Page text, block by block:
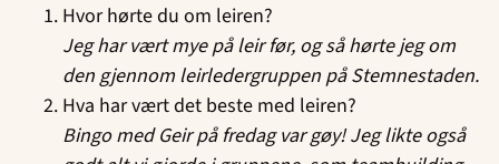
Hvor hørte du om leiren?
Jeg har vært mye på leir før, og så hørte jeg om
den gjennom leirledergruppen på Stemnestaden.
Hva har vært det beste med leiren?
Bingo med Geir på fredag var gøy! Jeg likte også